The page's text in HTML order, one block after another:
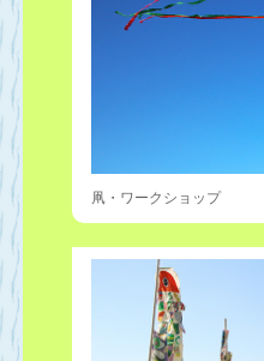
凧・ワークショップ